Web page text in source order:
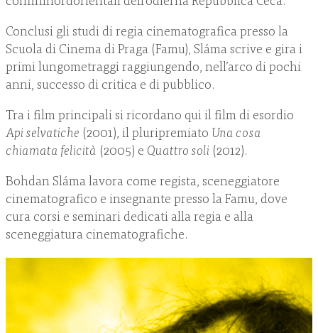
Conclusi gli studi di regia cinematografica presso la
Scuola di Cinema di Praga (Famu), Sláma scrive e gira i
primi lungometraggi raggiungendo, nell’arco di pochi
anni, successo di critica e di pubblico.
Tra i film principali si ricordano qui il film di esordio
Api selvatiche (2001), il pluripremiato Una cosa
chiamata felicità (2005) e Quattro soli (2012).
Bohdan Sláma lavora come regista, sceneggiatore
cinematografico e insegnante presso la Famu, dove
cura corsi e seminari dedicati alla regia e alla
sceneggiatura cinematografiche.